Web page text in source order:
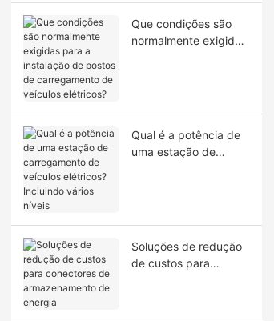
Que condições são
normalmente exigidas
Qual é a potência de
uma estação de
Soluções de redução
de custos para